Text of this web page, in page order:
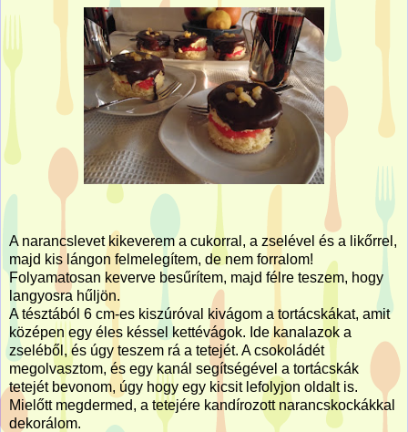
A narancslevet kikeverem a cukorral, a zselével és a likőrrel,
majd kis lángon felmelegítem, de nem forralom!
Folyamatosan keverve besűrítem, majd félre teszem, hogy
langyosra hűljön.
A tésztából 6 cm-es kiszúróval kivágom a tortácskákat, amit
középen egy éles késsel kettévágok. Ide kanalazok a
zseléből, és úgy teszem rá a tetejét. A csokoládét
megolvasztom, és egy kanál segítségével a tortácskák
tetejét bevonom, úgy hogy egy kicsit lefolyjon oldalt is.
Mielőtt megdermed, a tetejére kandírozott narancskockákkal
dekorálom.